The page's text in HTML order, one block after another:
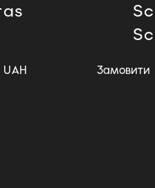
Замовити